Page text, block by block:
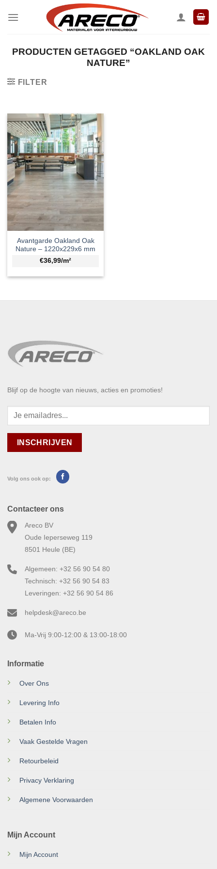
naar
PRODUCTEN GETAGGED “OAKLAND OAK
NATURE”
FILTER
Avantgarde Oakland Oak
Nature – 1220x229x6 mm
€36,99/m²
Blijf op de hoogte van nieuws, acties en promoties!
Volg ons ook op:
Informatie
Over Ons
Levering Info
Betalen Info
Vaak Gestelde Vragen
Retourbeleid
Privacy Verklaring
Algemene Voorwaarden
Mijn Account
Mijn Account
Contacteer ons
Areco BV
Oude Ieperseweg 119
8501 Heule (BE)
Algemeen: +32 56 90 54 80
Technisch: +32 56 90 54 83
Leveringen: +32 56 90 54 86
helpdesk@areco.be
Ma-Vrij 9:00-12:00 & 13:00-18:00